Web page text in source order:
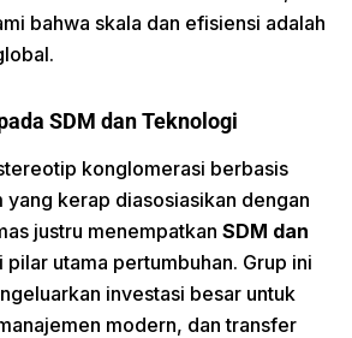
bahwa skala dan efisiensi adalah
SDM dan Teknologi
konglomerasi berbasis
yang kerap diasosiasikan dengan
justru menempatkan SDM dan
pilar utama pertumbuhan. Grup ini
investasi besar untuk
modern, dan transfer